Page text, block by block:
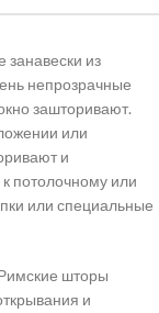
из
непрозрачные
зашторивают.
или
и
потолочному или
или специальные
шторы
и